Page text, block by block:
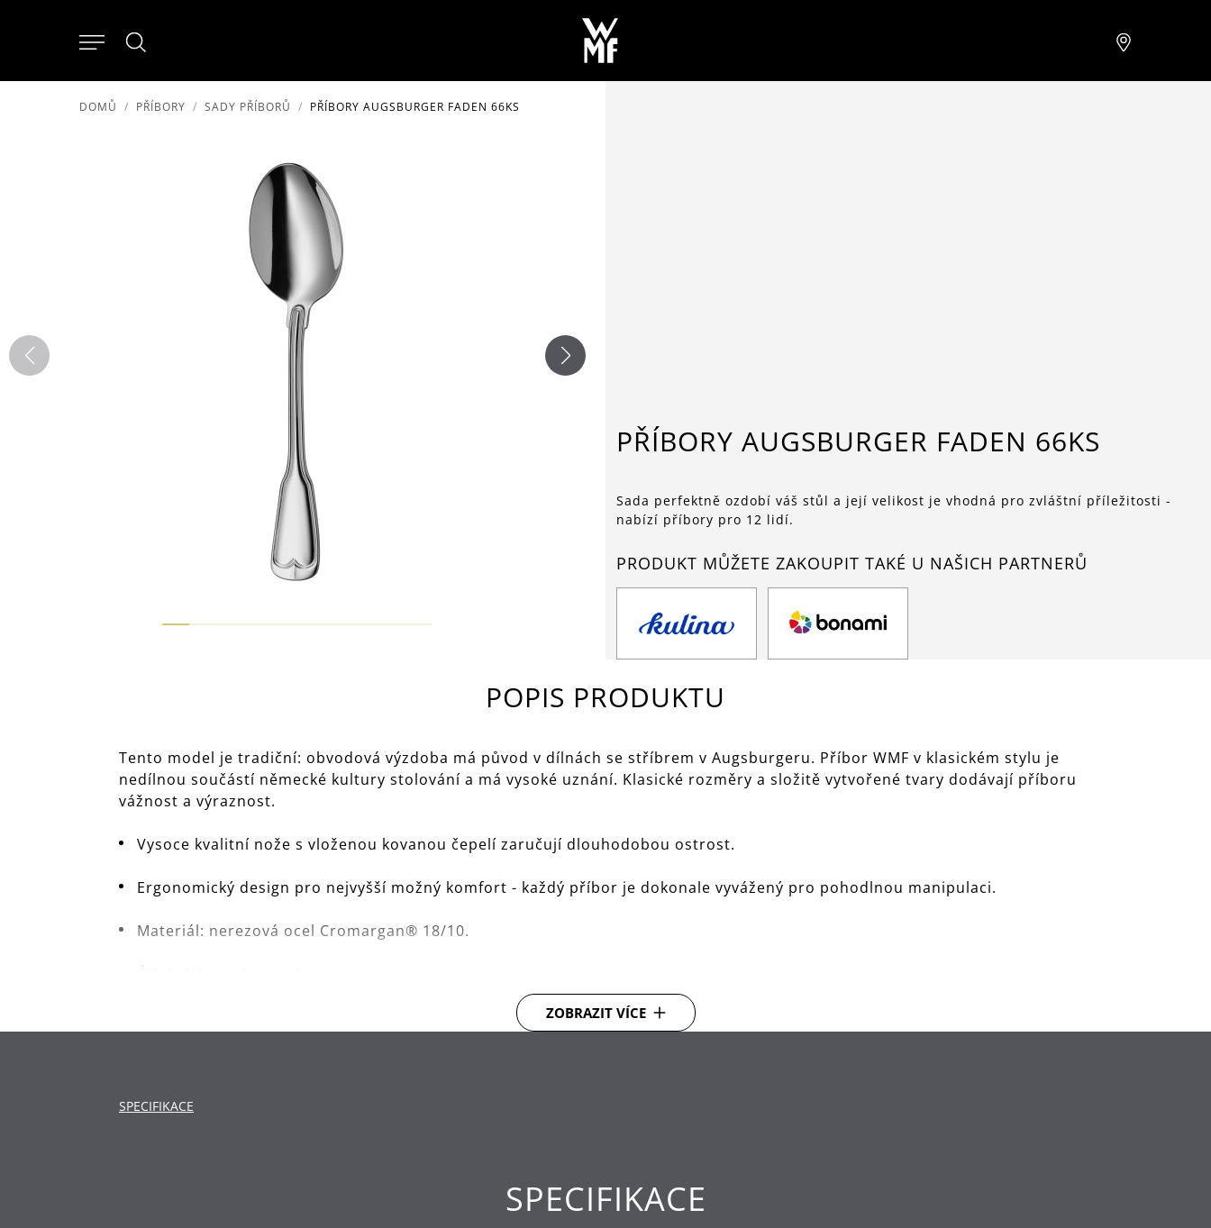
DOMŮ PŘÍBORY SADY PŘÍBORŮ PŘÍBORY AUGSBURGER FADEN 66KS
PŘÍBORY AUGSBURGER FADEN 66KS
Sada perfektně ozdobí váš stůl a její velikost je vhodná pro zvláštní příležitosti -
nabízí příbory pro 12 lidí.
PRODUKT MŮŽETE ZAKOUPIT TAKÉ U NAŠICH PARTNERŮ
POPIS PRODUKTU
Tento model je tradiční: obvodová výzdoba má původ v dílnách se stříbrem v Augsburgeru. Příbor WMF v klasickém stylu je
nedílnou součástí německé kultury stolování a má vysoké uznání. Klasické rozměry a složitě vytvořené tvary dodávají příboru
vážnost a výraznost.
Vysoce kvalitní nože s vloženou kovanou čepelí zaručují dlouhodobou ostrost.
Ergonomický design pro nejvyšší možný komfort - každý příbor je dokonale vyvážený pro pohodlnou manipulaci.
Materiál: nerezová ocel Cromargan® 18/10.
ZOBRAZIT VÍCE
SPECIFIKACE
SPECIFIKACE